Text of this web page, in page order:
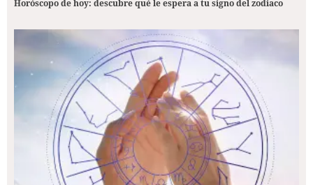
Horóscopo de hoy: descubre qué le espera a tu signo del zodiaco